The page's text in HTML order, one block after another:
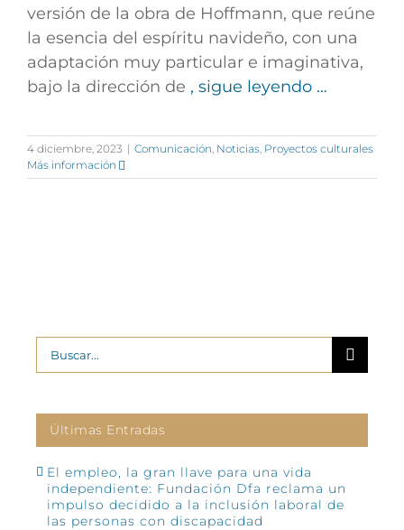
versión de la obra de Hoffmann, que reúne
la esencia del espíritu navideño, con una
adaptación muy particular e imaginativa,
bajo la dirección de , sigue leyendo …
4 diciembre, 2023 | Comunicación, Noticias, Proyectos culturales
Más información
Buscar:
Últimas Entradas
El empleo, la gran llave para una vida
independiente: Fundación Dfa reclama un
impulso decidido a la inclusión laboral de
las personas con discapacidad